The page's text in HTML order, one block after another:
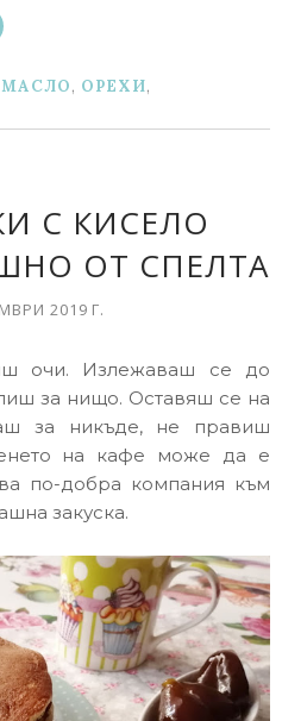
МАСЛО, ОРЕХИ,
С КИСЕЛО
ОТ СПЕЛТА
2019 Г.
очи. Излежаваш се до
за нищо. Оставяш се на
за никъде, не правиш
на кафе може да е
по-добра компания към
закуска.